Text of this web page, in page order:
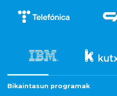
Bikaintasun programak